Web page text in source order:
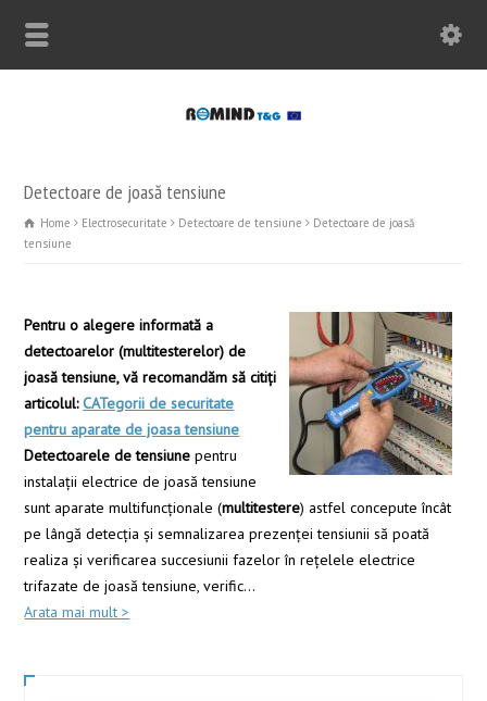
Detectoare de joasă tensiune
Home Electrosecuritate Detectoare de tensiune
Detectoare de joasă
tensiune
Pentru o alegere informată a
detectoarelor (multitesterelor) de
joasă tensiune, vă recomandăm să citiți
articolul:CATegorii de securitate
pentru aparate de joasa tensiune
Detectoarele de tensiune pentru
instalaţii electrice de joasă tensiune
sunt aparate multifuncționale (multitestere) astfel concepute încât
pe lângă detecția și semnalizarea prezenței tensiunii să poată
realiza și verificarea succesiunii fazelor în reţelele electrice
trifazate de joasă tensiune, verific...
Arata mai mult >